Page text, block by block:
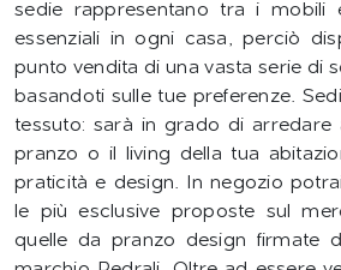
sedie rappresentano tra i mobili
essenziali in ogni casa, perciò
punto vendita di una vasta serie di
basandoti sulle tue preferenze.
tessuto: sarà in grado di arredare
pranzo o il living della tua
praticità e design. In negozio
le più esclusive proposte sul
quelle da pranzo design firmate